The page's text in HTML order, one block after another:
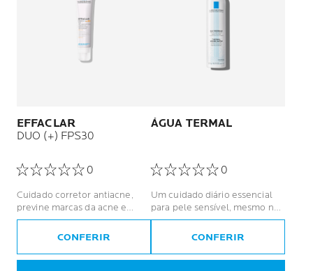
EFFACLAR
DUO (+) FPS30
0
Cuidado corretor antiacne,
previne marcas da acne e
auxilia no tratamento.
CONFERIR
ÁGUA TERMAL
0
Um cuidado diário essencial
para pele sensível, mesmo nas
mais frágeis: recém-nascidos,
crianças, adultos, grávidas.
CONFERIR